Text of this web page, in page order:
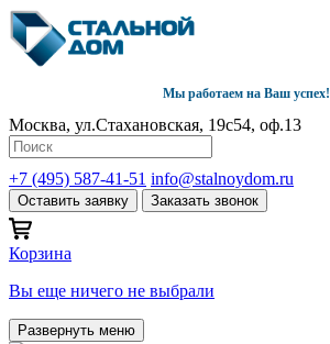
Мы работаем на Ваш успех!
Москва, ул.Стахановская, 19с54, оф.13
+7 (495) 587-41-51 info@stalnoydom.ru
Оставить заявку Заказать звонок
Корзина
Вы еще ничего не выбрали
Развернуть меню